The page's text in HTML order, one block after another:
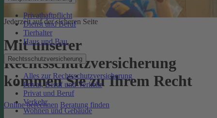
Privathaftpflicht
Dienst und Beruf
Tierhalter
Haus und Bau
Rechtsschutzversicherung
Alles zur Rechtsschutzversicherung
Privat, Beruf und Verkehr
Privat und Beruf
Verkehr
Wohnen und Gebäude
Jederzeit auf der sicheren Seite
Mit unserer
Rechtsschutzversicherung
kommen Sie zu Ihrem Recht
Online berechnen Beratung finden